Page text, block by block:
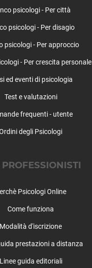
psicologi - Per città
psicologi - Per disagio
psicologi - Per approccio
- Per crescita personale
ed eventi di psicologia
Test e valutazioni
frequenti - utente
degli Psicologi
PROFESSIONISTI
Psicologi Online
Come funziona
Modalità d'iscrizione
prestazioni a distanza
Linee guida editoriali